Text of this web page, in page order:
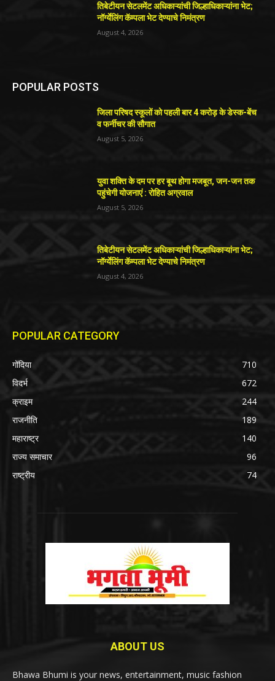
तिबेटीयन सेटलमेंट अधिकाऱ्यांची जिल्हाधिकाऱ्यांना भेट;
नॉर्ग्येलिंग कॅम्पला भेट देण्याचे निमंत्रण
August 4, 2026
POPULAR POSTS
जिला परिषद स्कूलों को पहली बार 4 करोड़ के डेस्क-बेंच
व फर्नीचर की सौगात
August 5, 2026
युवा शक्ति के दम पर हर बूथ होगा मजबूत, जन-जन तक
पहुंचेगी योजनाएं : रोहित अग्रवाल
August 5, 2026
तिबेटीयन सेटलमेंट अधिकाऱ्यांची जिल्हाधिकाऱ्यांना भेट;
नॉर्ग्येलिंग कॅम्पला भेट देण्याचे निमंत्रण
August 4, 2026
POPULAR CATEGORY
गोंदिया
710
विदर्भ
672
क्राइम
244
राजनीति
189
महाराष्ट्र
140
राज्य समाचार
96
राष्ट्रीय
74
ABOUT US
Bhawa Bhumi is your news, entertainment, music fashion